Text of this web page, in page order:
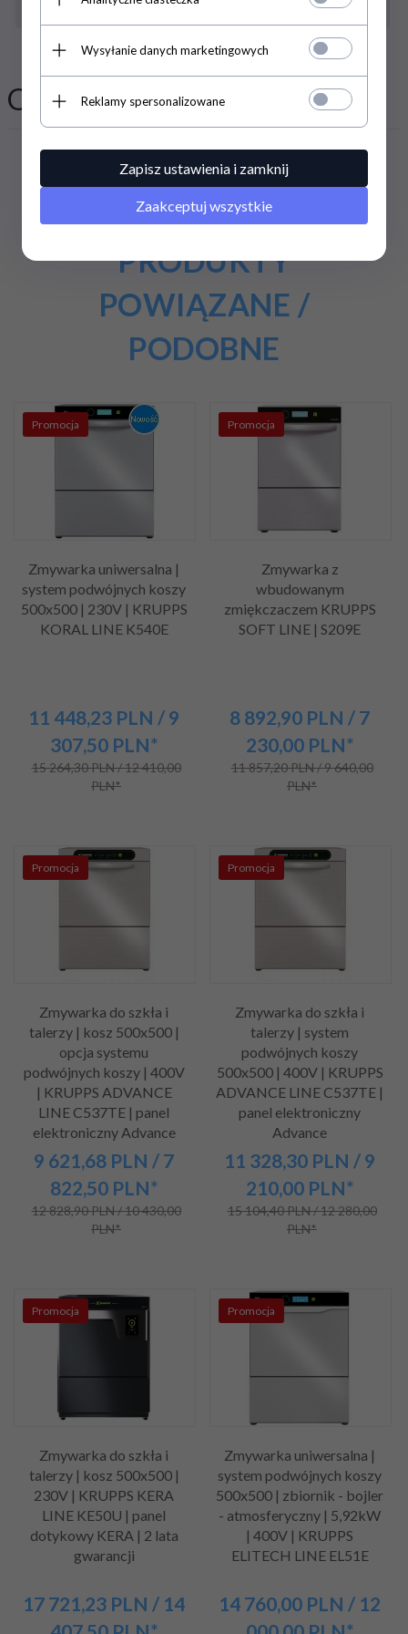
1720520470-instrukcja-obslugi-resto-quality-elitech-line
Opinie Klientów
PRODUKTY
POWIĄZANE /
PODOBNE
Promocja
Zmywarka uniwersalna |
system podwójnych koszy
500x500 | 230V | KRUPPS
KORAL LINE K540E
11 448,23 PLN / 9
307,50 PLN*
15 264,30 PLN / 12 410,00
PLN*
Promocja
Zmywarka z
wbudowanym
zmiękczaczem KRUPPS
SOFT LINE | S209E
8 892,90 PLN / 7
230,00 PLN*
11 857,20 PLN / 9 640,00
PLN*
Promocja
Zmywarka do szkła i
talerzy | kosz 500x500 |
opcja systemu
podwójnych koszy | 400V
| KRUPPS ADVANCE
LINE C537TE | panel
elektroniczny Advance
9 621,68 PLN / 7
822,50 PLN*
12 828,90 PLN / 10 430,00
PLN*
Promocja
Zmywarka do szkła i
talerzy | system
podwójnych koszy
500x500 | 400V | KRUPPS
ADVANCE LINE C537TE |
panel elektroniczny
Advance
11 328,30 PLN / 9
210,00 PLN*
15 104,40 PLN / 12 280,00
PLN*
Promocja
Zmywarka do szkła i
talerzy | kosz 500x500 |
230V | KRUPPS KERA
LINE KE50U | panel
dotykowy KERA | 2 lata
gwarancji
17 721,23 PLN / 14
Promocja
Zmywarka uniwersalna |
system podwójnych koszy
500x500 | zbiornik - bojler
- atmosferyczny | 5,92kW
| 400V | KRUPPS
ELITECH LINE EL51E
14 760,00 PLN / 12
Wysyłanie danych marketingowych
Reklamy spersonalizowane
Zapisz ustawienia i zamknij
Zaakceptuj wszystkie